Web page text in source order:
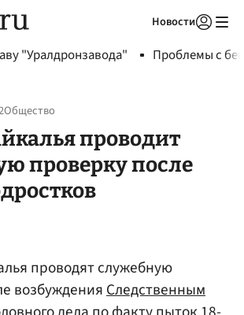
Новости
"Уралдронзавода" Проблемы с
Общество
проводит
проверку после
проводят служебную
возбужденияСледственным